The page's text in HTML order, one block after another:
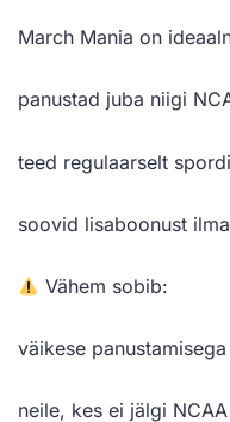
March Mania on
panustad juba niigi
teed regulaarselt
soovid lisaboonust
Vähem sobib:
väikese
neile, kes ei jälgi